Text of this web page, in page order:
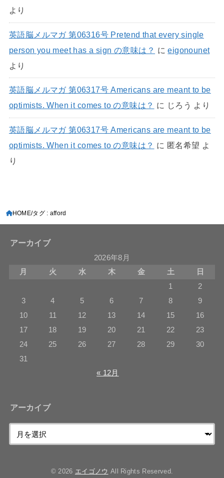
より
英語脳メルマガ 第06316号 Pretend that every single
person you meet has a sign の意味は？ にeigonounet
より
英語脳メルマガ 第06317号 Americans are meant to be
optimists. When it comes to の意味は？ に じろう より
英語脳メルマガ 第06317号 Americans are meant to be
optimists. When it comes to の意味は？ に 匿名希望 よ
り
HOME タグ : afford
アーカイブ
2026年8月
月
火 水 木 金 土
日
1
2
3
4 5 6 7 8
9
10
11 12 13 14 15
16
17
18 19 20 21 22
23
24
25 26 27 28 29
30
31
« 12月
アーカイブ
© 2026 エイゴノウ All Rights Reserved.